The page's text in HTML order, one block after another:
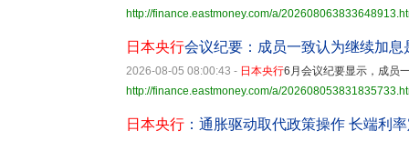
http://finance.eastmoney.com/a/
日本央行会议纪要：成员一致认为继续加息
2026-08-05 08:00:43 - 日本央行6月会议纪要显示，成员
http://finance.eastmoney.com/a/
日本央行 ：通胀驱动取代政策操作 长端利